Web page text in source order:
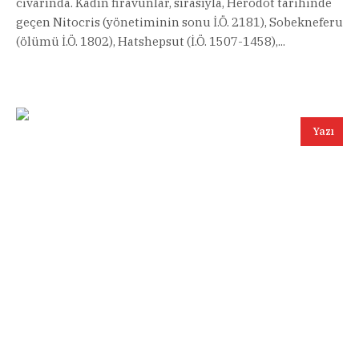
geçen Nitocris (yönetiminin sonu İ.Ö. 2181), Sobekneferu
(ölümü İ.Ö. 1802), Hatshepsut (İ.Ö. 1507-1458),...
Yazı